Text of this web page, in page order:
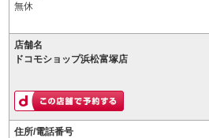
無休
店舗名
ドコモショップ浜松富塚店
住所/電話番号